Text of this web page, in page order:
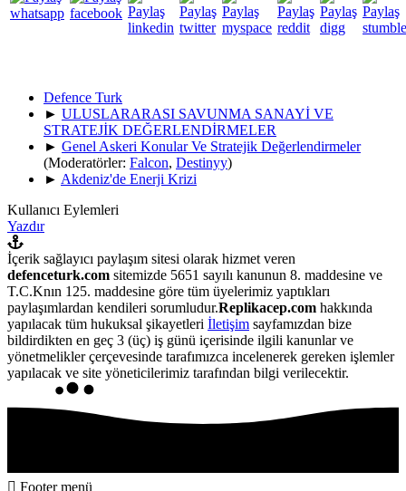
Defence Turk
► ULUSLARARASI SAVUNMA SANAYİ VE
STRATEJİK DEĞERLENDİRMELER
► Genel Askeri Konular Ve Stratejik Değerlendirmeler
(Moderatörler: Falcon, Destinyy)
► Akdeniz'de Enerji Krizi
Kullanıcı Eylemleri
Yazdır
İçerik sağlayıcı paylaşım sitesi olarak hizmet veren
defenceturk.com sitemizde 5651 sayılı kanunun 8. maddesine ve
T.C.Knın 125. maddesine göre tüm üyelerimiz yaptıkları
paylaşımlardan kendileri sorumludur.Replikacep.com hakkında
yapılacak tüm hukuksal şikayetleri İletişim sayfamızdan bize
bildirdikten en geç 3 (üç) iş günü içerisinde ilgili kanunlar ve
yönetmelikler çerçevesinde tarafımızca incelenerek gereken işlemler
yapılacak ve site yöneticilerimiz tarafından bilgi verilecektir.
Footer menü